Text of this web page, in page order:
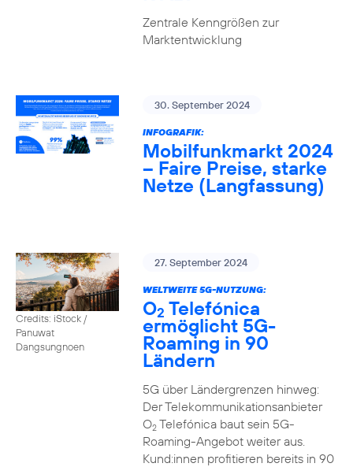
Zentrale Kenngrößen zur
Marktentwicklung
30. September 2024
INFOGRAFIK:
Mobilfunkmarkt 2024
– Faire Preise, starke
Netze (Langfassung)
Credits: iStock /
Panuwat
Dangsungnoen
27. September 2024
WELTWEITE 5G-NUTZUNG:
O2 Telefónica
ermöglicht 5G-
Roaming in 90
Ländern
5G über Ländergrenzen hinweg:
Der Telekommunikationsanbieter
O2Telefónica baut sein 5G-
Roaming-Angebot weiter aus.
Kund:innen profitieren bereits in 90